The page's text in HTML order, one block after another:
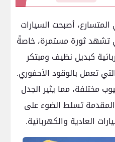
أصبحت السيارات
تشهد ثورة مستمرة، خاصةً
كبديل نظيف ومبتكر
تعمل بالوقود الأحفوري.
مختلفة، مما يثير الجدل
تسلط الضوء على
العادية والكهربائية.